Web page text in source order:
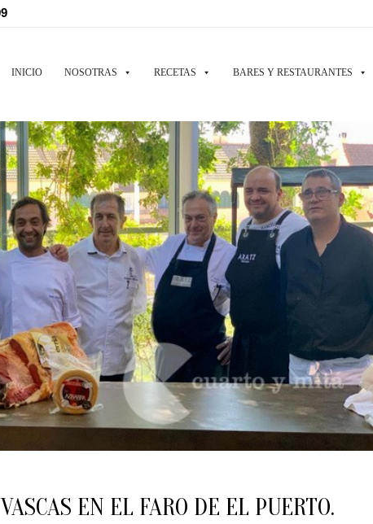
INICIO NOSOTRAS RECETAS BARES Y RESTAURANTES
EN EL FARO DE EL PUERTO.